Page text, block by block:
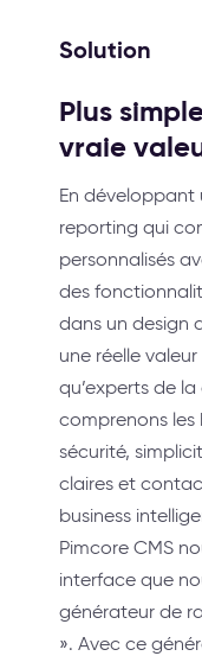
Solution
Plus
vraie
En
reporting qui
personnalisés
des
dans un design
une réelle
qu’experts de
comprenons les
sécurité,
claires et
business
Pimcore CMS
interface que
générateur de
». Avec ce